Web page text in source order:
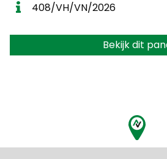
408/VH/VN/2026
Bekijk dit